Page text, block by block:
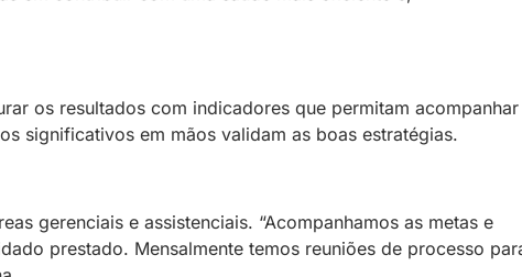
os resultados com indicadores que permitam acompanhar
significativos em mãos validam as boas estratégias.
gerenciais e assistenciais. “Acompanhamos as metas e
prestado. Mensalmente temos reuniões de processo